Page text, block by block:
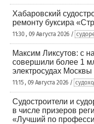
Хабаровский
ремонту буксира
11:30 , 09 Августа 2026 /
Максим Ликсутов: с
совершили более 1
электросудах Москвы
11:15 , 09 Августа 2026 /
Судостроители и
в числе призеров
«Лучший по